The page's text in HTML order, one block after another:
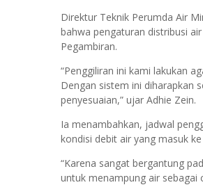
Direktur Teknik Perumda Air
bahwa pengaturan distribusi
Pegambiran.
“Penggiliran ini kami lakukan
Dengan sistem ini diharapkan
penyesuaian,” ujar Adhie Zein.
Ia menambahkan, jadwal
kondisi debit air yang masuk
“Karena sangat bergantung
untuk menampung air sebagai